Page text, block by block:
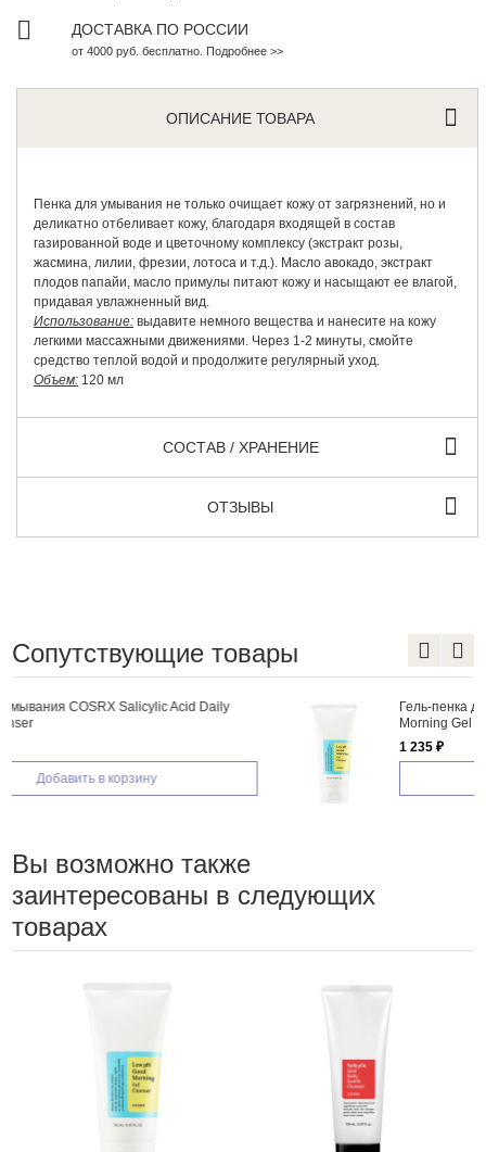
ДОСТАВКА ПО РОССИИ
от 4000 руб. бесплатно. Подробнее >>
ОПИСАНИЕ ТОВАРА
Пенка для умывания не только очищает кожу от загрязнений, но и
деликатно отбеливает кожу, благодаря входящей в состав
газированной воде и цветочному комплексу (экстракт розы,
жасмина, лилии, фрезии, лотоса и т.д.). Масло авокадо, экстракт
плодов папайи, масло примулы питают кожу и насыщают ее влагой,
придавая увлажненный вид.
Использование: выдавите немного вещества и нанесите на кожу
легкими массажными движениями. Через 1-2 минуты, смойте
средство теплой водой и продолжите регулярный уход.
Объем: 120 мл
СОСТАВ / ХРАНЕНИЕ
ОТЗЫВЫ
Сопутствующие товары
Гель-пенка для умывания COSRX Low pH Good
Добавить в корзину
Вы возможно также
заинтересованы в следующих
товарах